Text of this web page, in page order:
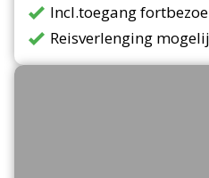
Incl.toegang
Reisverlenging